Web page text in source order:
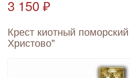
3 150 ₽
Крест киотный
Христово"